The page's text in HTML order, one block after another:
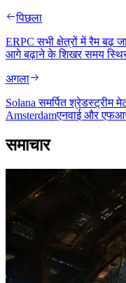
पिछला
ERPC सभी क्षेत्रों में रैम बढ़
आगे बढ़ाने के शिखर समय
अगला
Solana समर्पित श्रेडस्ट्रीम
Amsterdamएनवाई और
समाचार